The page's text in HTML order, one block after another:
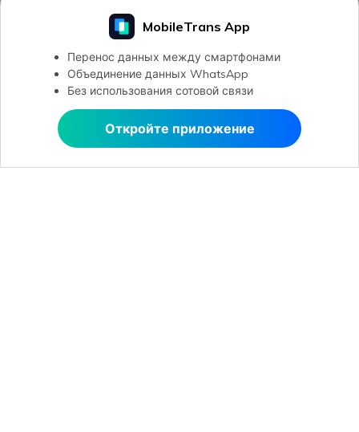
MobileTrans App
Перенос данных между смартфонами
Объединение данных WhatsApp
Без использования сотовой связи
Откройте приложение
Открыть в MobileTrans
Открыть в MobileTrans